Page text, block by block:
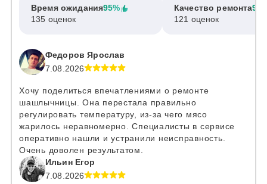
Время ожидания95%
135 оценок
Качество ремонта
121 оценок
Федоров Ярослав
7.08.2026
Хочу поделиться впечатлениями о ремонте
шашлычницы. Она перестала правильно
регулировать температуру, из-за чего мясо
жарилось неравномерно. Специалисты в сервисе
оперативно нашли и устранили неисправность.
Очень доволен результатом.
Ильин Егор
7.08.2026